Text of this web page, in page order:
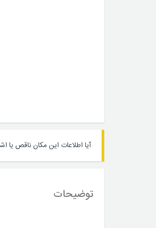
آیا اطلاعات این مکان ناقص یا
توضیحات